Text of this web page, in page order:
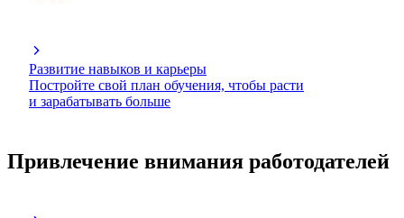
Развитие навыков и карьеры
Постройте свой план обучения, чтобы расти
и зарабатывать больше
Привлечение внимания работодателей